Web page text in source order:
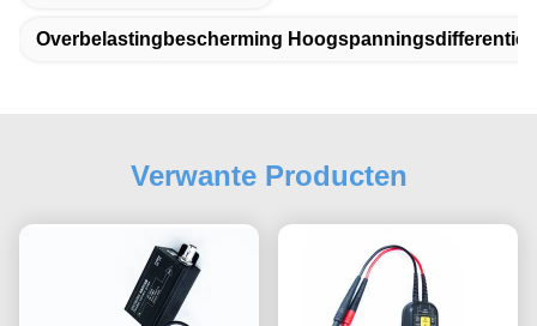
Overbelastingbescherming
Verwante Producten